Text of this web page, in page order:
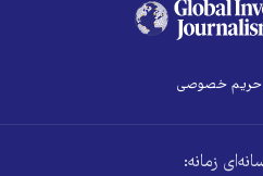
حریم خصوصی
زمانه: